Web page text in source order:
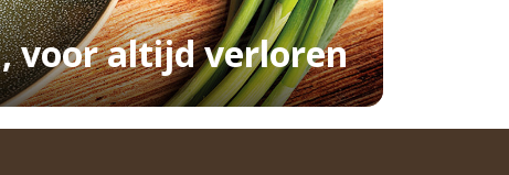
voor altijd verloren